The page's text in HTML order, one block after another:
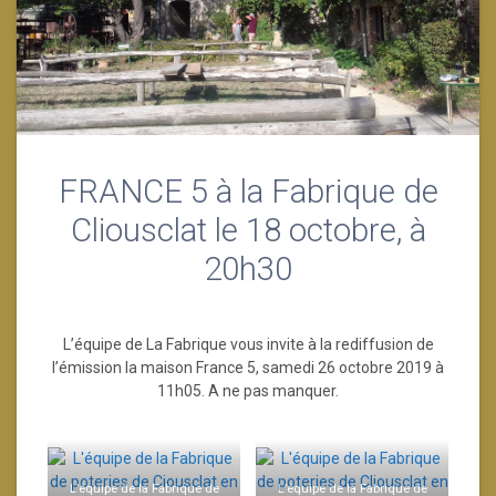
FRANCE 5 à la Fabrique de
Cliousclat le 18 octobre, à
20h30
L’équipe de La Fabrique vous invite à la rediffusion de
l’émission la maison France 5, samedi 26 octobre 2019 à
11h05. A ne pas manquer.
L’équipe de la Fabrique de
L’équipe de la Fabrique de